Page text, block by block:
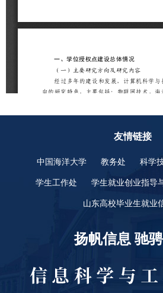
友情链接
中国海洋大学 教务处 科学
学生工作处 学生就业创业指导
山东高校毕业生就业
扬帆信息 驰